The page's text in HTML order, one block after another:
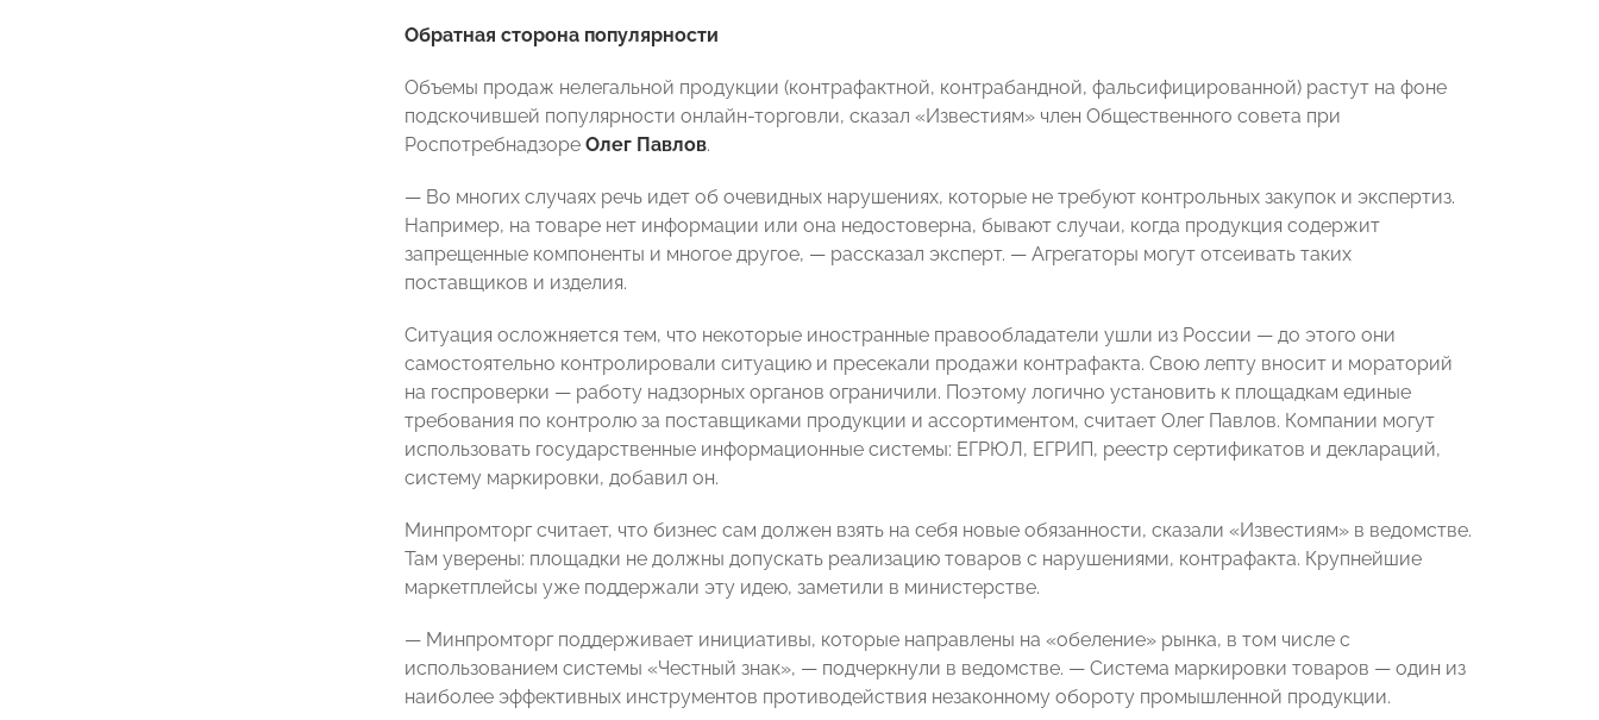
Обратная сторона популярности
Объемы продаж нелегальной продукции (контрафактной, контрабандной, фальсифицированной) растут на фоне
подскочившей популярности онлайн-торговли, сказал «Известиям» член Общественного совета при
Роспотребнадзоре Олег Павлов.
— Во многих случаях речь идет об очевидных нарушениях, которые не требуют контрольных закупок и экспертиз.
Например, на товаре нет информации или она недостоверна, бывают случаи, когда продукция содержит
запрещенные компоненты и многое другое, — рассказал эксперт. — Агрегаторы могут отсеивать таких
поставщиков и изделия.
Ситуация осложняется тем, что некоторые иностранные правообладатели ушли из России — до этого они
самостоятельно контролировали ситуацию и пресекали продажи контрафакта. Свою лепту вносит и мораторий
на госпроверки — работу надзорных органов ограничили. Поэтому логично установить к площадкам единые
требования по контролю за поставщиками продукции и ассортиментом, считает Олег Павлов. Компании могут
использовать государственные информационные системы: ЕГРЮЛ, ЕГРИП, реестр сертификатов и деклараций,
систему маркировки, добавил он.
Минпромторг считает, что бизнес сам должен взять на себя новые обязанности, сказали «Известиям» в ведомстве.
Там уверены: площадки не должны допускать реализацию товаров с нарушениями, контрафакта. Крупнейшие
маркетплейсы уже поддержали эту идею, заметили в министерстве.
— Минпромторг поддерживает инициативы, которые направлены на «обеление» рынка, в том числе с
использованием системы «Честный знак», — подчеркнули в ведомстве. — Система маркировки товаров — один из
наиболее эффективных инструментов противодействия незаконному обороту промышленной продукции.